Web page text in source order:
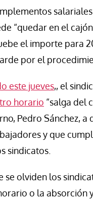
“quedar en el
el importe para
por el
este jueves,, el
horario “salga del
Pedro Sánchez, a
y que
sindicatos.
se olviden los
o la absorción
Uruguay,
a principios de